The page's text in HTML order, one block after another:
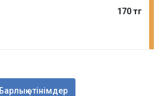
170 тг
Барлық өтінімдер